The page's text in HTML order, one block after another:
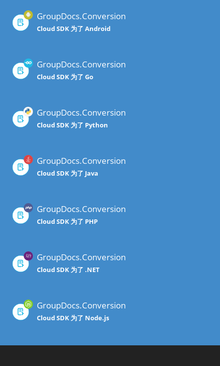
GroupDocs.Conversion
Cloud SDK 为了 Android
GroupDocs.Conversion
Cloud SDK 为了 Go
GroupDocs.Conversion
Cloud SDK 为了 Python
GroupDocs.Conversion
Cloud SDK 为了 Java
GroupDocs.Conversion
Cloud SDK 为了 PHP
GroupDocs.Conversion
Cloud SDK 为了 .NET
GroupDocs.Conversion
Cloud SDK 为了 Node.js